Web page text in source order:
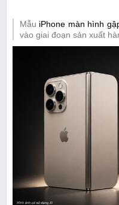
Mẫu iPhone màn hình
vào giai đoạn sản xuất